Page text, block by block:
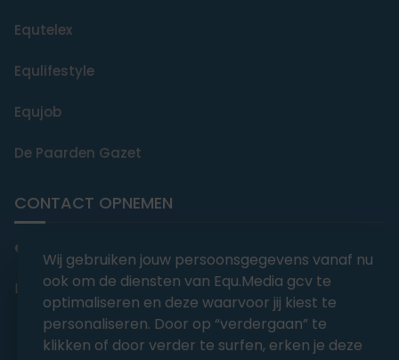
Equtelex
Equlifestyle
Equjob
De Paarden Gazet
CONTACT OPNEMEN
editorial@equmedia.be
Langendamdreef 22 9880 Aalter België
Wij gebruiken jouw persoonsgegevens vanaf nu
ook om de diensten van Equ.Media gcv te
optimaliseren en deze waarvoor jij kiest te
personaliseren. Door op “verdergaan” te
klikken of door verder te surfen, erken je deze